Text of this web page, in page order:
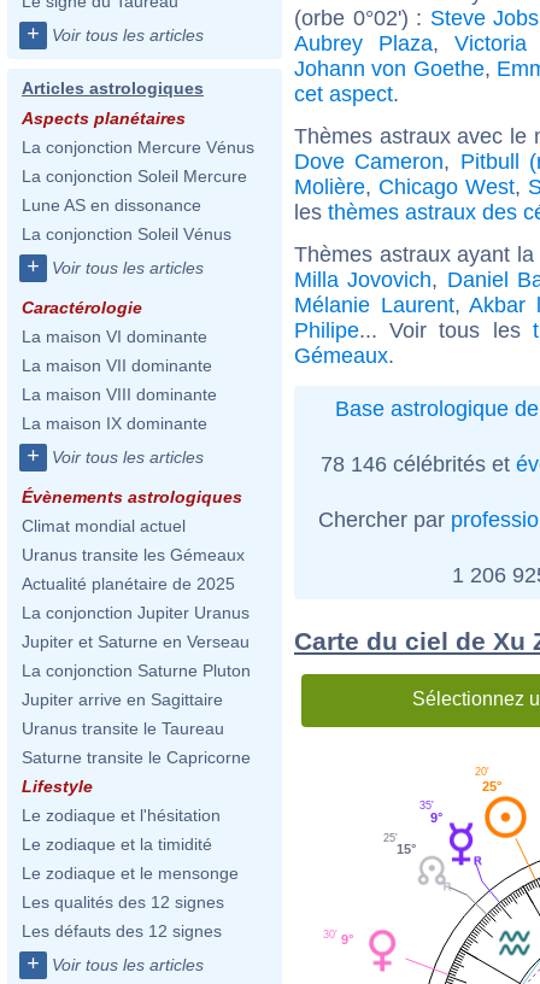
+ Voir tous les articles
Articles astrologiques
Aspects planétaires
La conjonction Mercure Vénus
La conjonction Soleil Mercure
Lune AS en dissonance
La conjonction Soleil Vénus
+ Voir tous les articles
Caractérologie
La maison VI dominante
La maison VII dominante
La maison VIII dominante
La maison IX dominante
+ Voir tous les articles
Évènements astrologiques
Climat mondial actuel
Uranus transite les Gémeaux
Actualité planétaire de 2025
La conjonction Jupiter Uranus
Jupiter et Saturne en Verseau
La conjonction Saturne Pluton
Jupiter arrive en Sagittaire
Uranus transite le Taureau
Saturne transite le Capricorne
Lifestyle
Le zodiaque et l'hésitation
Le zodiaque et la timidité
Le zodiaque et le mensonge
Les qualités des 12 signes
Les défauts des 12 signes
+ Voir tous les articles
(orbe 0°02') : Steve Jobs
Aubrey Plaza, Victoria
Johann von Goethe,
cet aspect.
Thèmes astraux avec le
Dove Cameron, Pitbull
Molière, Chicago West,
les thèmes astraux des
Thèmes astraux ayant
Milla Jovovich, Daniel
Mélanie Laurent,Akbar
Philipe... Voir tous les
Gémeaux.
Base astrologique
78 146 célébrités et
Chercher par
1 206
Carte du ciel de Xu
Sélectionnez
25°
20'
9°
35'
15°
25'
9°
30'